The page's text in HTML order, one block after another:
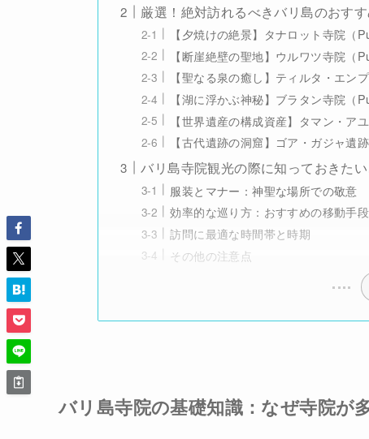
厳選！絶対訪れるべきバリ島のおす
【夕焼けの絶景】タナロット寺院（
【断崖絶壁の聖地】ウルワツ寺院（
【聖なる泉の癒し】ティルタ・エン
【湖に浮かぶ神秘】ブラタン寺院（
【世界遺産の構成資産】タマン・ア
【古代遺跡の洞窟】ゴア・ガジャ遺
バリ島寺院観光の際に知っておきたい
服装とマナー：神聖な場所での敬意
効率的な巡り方：おすすめの移動手
訪問に最適な時間帯と時期
その他の注意点
バリ島寺院の基礎知識：なぜ寺院が